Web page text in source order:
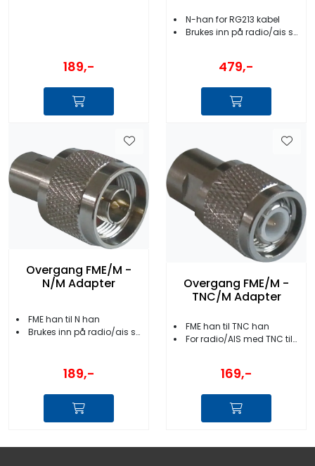
189,-
N-han for RG213 kabel
Brukes inn på radio/ais som har N tilkobling
479,-
Overgang FME/M -
N/M Adapter
FME han til N han
Brukes inn på radio/ais som har N tilkobling
189,-
Overgang FME/M -
TNC/M Adapter
FME han til TNC han
For radio/AIS med TNC tilkobling
169,-